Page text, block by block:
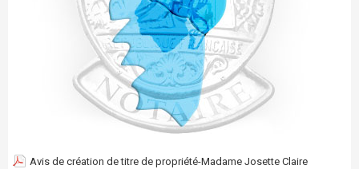
Avis de création de titre de propriété-Madame Josette Claire